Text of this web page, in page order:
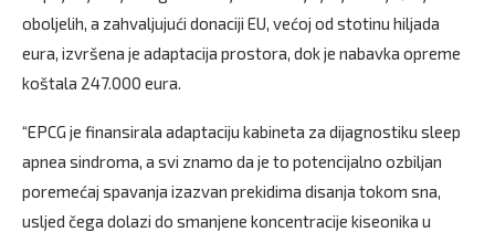
oboljelih, a zahvaljujući donaciji EU, većoj od stotinu hiljada
eura, izvršena je adaptacija prostora, dok je nabavka opreme
koštala 247.000 eura.
“EPCG je finansirala adaptaciju kabineta za dijagnostiku sleep
apnea sindroma, a svi znamo da je to potencijalno ozbiljan
poremećaj spavanja izazvan prekidima disanja tokom sna,
usljed čega dolazi do smanjene koncentracije kiseonika u